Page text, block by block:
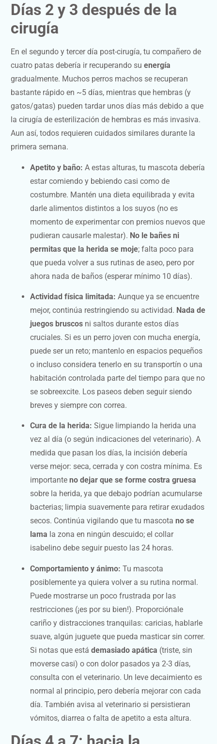
Días 2 y 3 después de la
cirugía
En el segundo y tercer día post-cirugía, tu compañero de
cuatro patas debería ir recuperando suenergía
gradualmente. Muchos perros machos se recuperan
bastante rápido en ~5 días, mientras que hembras (y
gatos/gatas) pueden tardar unos días más debido a que
la cirugía de esterilización de hembras es más invasiva.
Aun así, todos requieren cuidados similares durante la
primera semana.
Apetito y baño: A estas alturas, tu mascota debería
estar comiendo y bebiendo casi como de
costumbre. Mantén una dieta equilibrada y evita
darle alimentos distintos a los suyos (no es
momento de experimentar con premios nuevos que
pudieran causarle malestar). No le bañes ni
permitas que la herida se moje; falta poco para
que pueda volver a sus rutinas de aseo, pero por
ahora nada de baños (esperar mínimo 10 días).
Actividad física limitada: Aunque ya se encuentre
mejor, continúa restringiendo su actividad. Nada de
juegos bruscos ni saltos durante estos días
cruciales. Si es un perro joven con mucha energía,
puede ser un reto; mantenlo en espacios pequeños
o incluso considera tenerlo en su transportín o una
habitación controlada parte del tiempo para que no
se sobreexcite. Los paseos deben seguir siendo
breves y siempre con correa.
Cura de la herida: Sigue limpiando la herida una
vez al día (o según indicaciones del veterinario). A
medida que pasan los días, la incisión debería
verse mejor: seca, cerrada y con costra mínima. Es
importanteno dejar que se forme costra gruesa
sobre la herida, ya que debajo podrían acumularse
bacterias; limpia suavemente para retirar exudados
secos. Continúa vigilando que tu mascotano se
lama la zona en ningún descuido; el collar
isabelino debe seguir puesto las 24 horas.
Comportamiento y ánimo: Tu mascota
posiblemente ya quiera volver a su rutina normal.
Puede mostrarse un poco frustrada por las
restricciones (¡es por su bien!). Proporciónale
cariño y distracciones tranquilas: caricias, hablarle
suave, algún juguete que pueda masticar sin correr.
Si notas que estádemasiado apática (triste, sin
moverse casi) o con dolor pasados ya 2-3 días,
consulta con el veterinario. Un leve decaimiento es
normal al principio, pero debería mejorar con cada
día. También avisa al veterinario si persistieran
vómitos, diarrea o falta de apetito a esta altura.